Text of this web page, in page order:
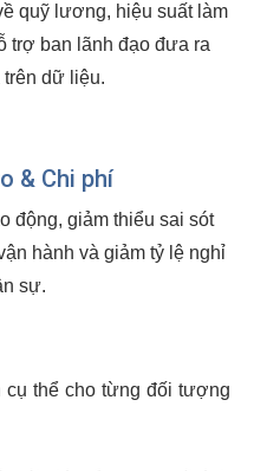
quỹ lương, hiệu suất làm
trợ ban lãnh đạo đưa ra
dữ liệu.
& Chi phí
động, giảm thiểu sai sót
hành và giảm tỷ lệ nghỉ
sự.
thể cho từng đối tượng